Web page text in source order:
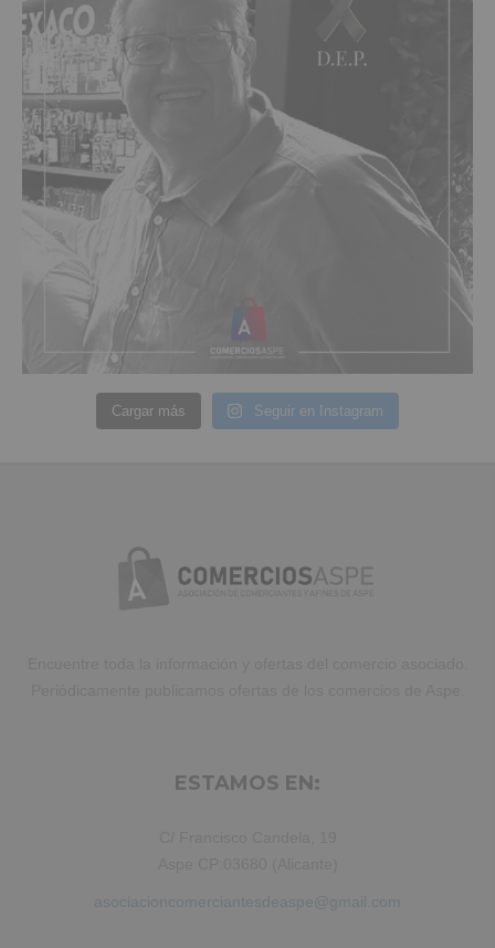
Cargar más Seguir en Instagram
ESTAMOS EN:
asociacioncomerciantesdeaspe@gmail.com